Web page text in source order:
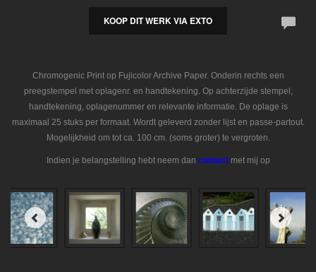
KOOP DIT WERK VIA EXTO
Chromogenic Print op Fujicolor Archive Paper. Onderin rechts een
preegstempel met oplagenr. en handtekening. Op achterzijde stempel,
handtekening, oplagenummer en relevante informatie. De oplage is
maximaal 25 stuks per formaat. Wordt geleverd zonder lijst en passe-partout.
Mogelijkheid om tot ca. 100 cm. (soms groter) te vergroten.
Indien je belangstelling hebt neem dan contactmet mij op